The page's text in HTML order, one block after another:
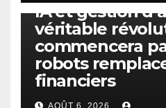
IA et gestion
véritable
commencera
robots
financiers
AOÛT 6, 2026